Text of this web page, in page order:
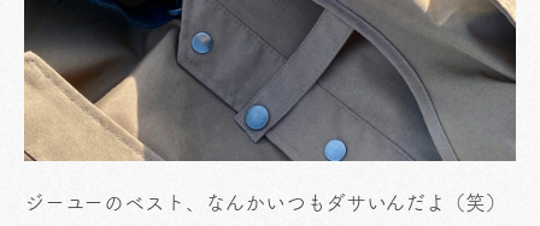
ジーユーのベスト、なんかいつもダサいんだよ（笑）